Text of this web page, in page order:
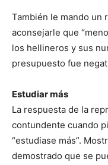
También le mando un
aconsejarle que
los hellineros y sus
presupuesto fue
Estudiar más
La respuesta de la
contundente cuando
“estudiase más”.
demostrado que se